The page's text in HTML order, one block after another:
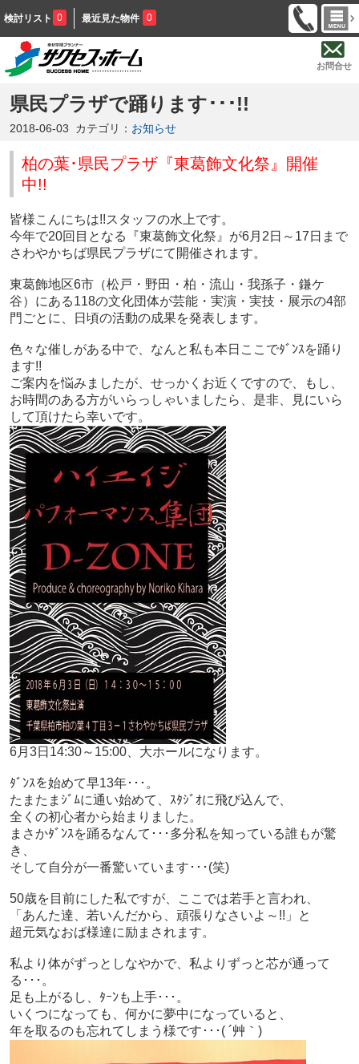
検討リスト 0 最近見た物件 0
お問合せ
県民プラザで踊ります･･･!!
2018-06-03 カテゴリ： お知らせ
柏の葉･県民プラザ『東葛飾文化祭 』 開催
中!!
皆様こんにちは!!スタッフの水上です。
今年で20回目となる『東葛飾文化祭』が6月2日～17日まで
さわやかちば県民プラザにて開催されます。
東葛飾地区6市（松戸・野田・柏・流山・我孫子・鎌ケ
谷）にある118の文化団体が芸能・実演・実技・展示の4部
門ごとに、日頃の活動の成果を発表します。
色々な催しがある中で、なんと私も本日ここでﾀﾞﾝｽを踊り
ます!!
ご案内を悩みましたが、せっかくお近くですので、もし、
お時間のある方がいらっしゃいましたら、是非、見にいら
して頂けたら幸いです。
6月3日14:30～15:00、大ホールになります。
ﾀﾞﾝｽを始めて早13年･･･。
たまたまｼﾞﾑに通い始めて、ｽﾀｼﾞｵに飛び込んで、
全くの初心者から始まりました。
まさかﾀﾞﾝｽを踊るなんて･･･多分私を知っている誰もが驚
き、
そして自分が一番驚いています･･･(笑)
50歳を目前にした私ですが、ここでは若手と言われ、
「あんた達、若いんだから、頑張りなさいよ～!!」と
超元気なおば様達に励まされます。
私より体がずっとしなやかで、私よりずっと芯が通って
る･･･。
足も上がるし、ﾀｰﾝも上手･･･。
いくつになっても、何かに夢中になっていると、
年を取るのも忘れてしまう様です･･･( ´艸｀)